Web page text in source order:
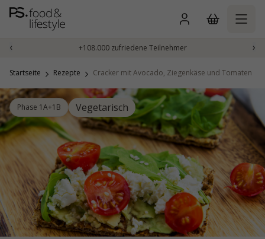
Zum
Inhalt
springen
‹ +108.000 zufriedene Teilnehmer ›
Startseite Rezepte Cracker mit Avocado, Ziegenkäse und Tomaten
Phase 1A+1B Vegetarisch